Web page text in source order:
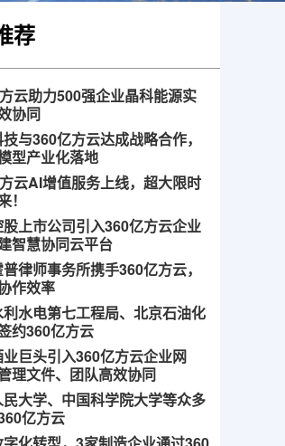
荐
云助力500强企业晶科能源实
协同
与360亿方云达成战略合作，
型产业化落地
云AI增值服务上线，超大限时
！
上市公司引入360亿方云企业
智慧协同云平台
律师事务所携手360亿方云，
作效率
利水电第七工程局、北京石油化
约360亿方云
业巨头引入360亿方云企业网
理文件、团队高效协同
民大学、中国科学院大学等众多
亿方云